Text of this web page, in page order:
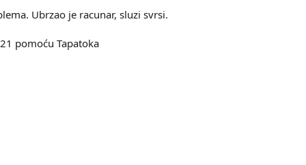
Ubrzao je racunar, sluzi svrsi.
pomoću Tapatoka